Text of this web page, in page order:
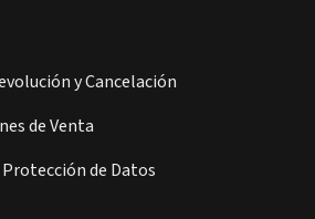
y Cancelación
de Venta
de Datos